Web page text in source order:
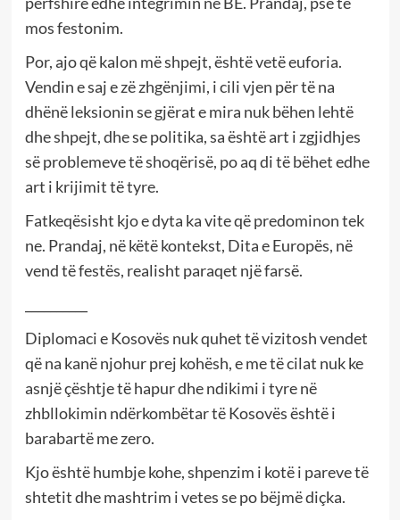
mos festonim.
Por, ajo që kalon më shpejt, është vetë euforia.
Vendin e saj e zë zhgënjimi, i cili vjen për të na
dhënë leksionin se gjërat e mira nuk bëhen lehtë
dhe shpejt, dhe se politika, sa është art i zgjidhjes
së problemeve të shoqërisë, po aq di të bëhet edhe
art i krijimit të tyre.
Fatkeqësisht kjo e dyta ka vite që predominon tek
ne. Prandaj, në këtë kontekst, Dita e Europës, në
vend të festës, realisht paraqet një farsë.
Diplomaci e Kosovës nuk quhet të vizitosh vendet
që na kanë njohur prej kohësh, e me të cilat nuk ke
asnjë çështje të hapur dhe ndikimi i tyre në
zhbllokimin ndërkombëtar të Kosovës është i
barabartë me zero.
Kjo është humbje kohe, shpenzim i kotë i pareve të
shtetit dhe mashtrim i vetes se po bëjmë diçka.